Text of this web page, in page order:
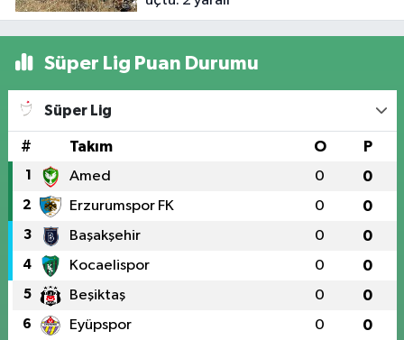
Süper Lig Puan Durumu
Süper Lig
# Takım O P
1 Amed 0 0
2 Erzurumspor FK 0 0
3 Başakşehir 0 0
4 Kocaelispor 0 0
5 Beşiktaş 0 0
6 Eyüpspor 0 0